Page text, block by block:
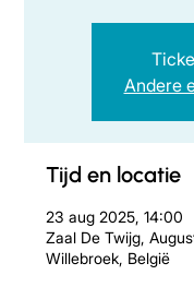
Andere
Tijd en locatie
23 aug 2025, 14:00
Zaal De Twijg,
Willebroek, België